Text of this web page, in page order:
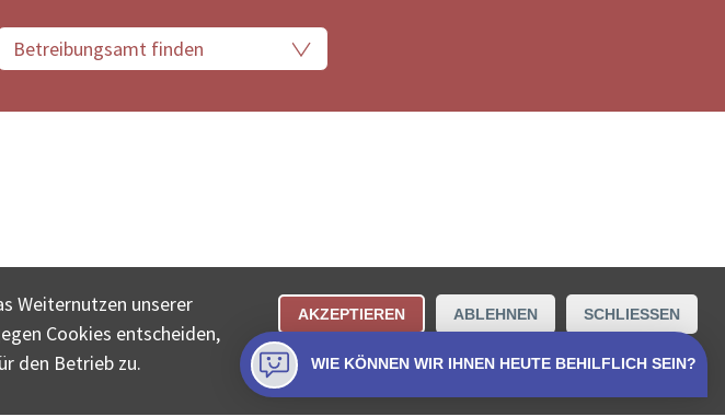
Weiternutzen unserer
Cookies entscheiden,
den Betrieb zu.
AKZEPTIEREN ABLEHNEN SCHLIESSEN
WIE KÖNNEN WIR IHNEN HEUTE BEHILFLICH SEIN?
AG
der Collecta AG.